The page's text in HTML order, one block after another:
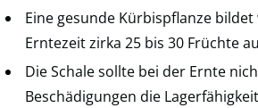
Eine gesunde Kürbispflanze
Erntezeit zirka 25 bis 30 Früchte
Die Schale sollte bei der Ernte
Beschädigungen die